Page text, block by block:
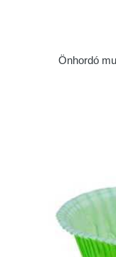
Önhordó